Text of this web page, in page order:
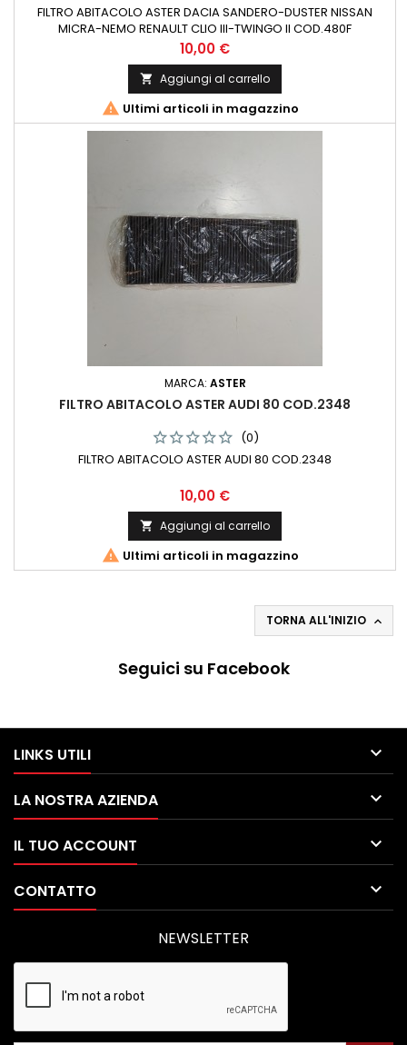
FILTRO ABITACOLO ASTER DACIA SANDERO-DUSTER NISSAN
MICRA-NEMO RENAULT CLIO III-TWINGO II COD.480F
Prezzo
10,00 €
 Aggiungi al carrello
 Ultimi articoli in magazzino
MARCA: ASTER
FILTRO ABITACOLO ASTER AUDI 80 COD.2348
(0)
FILTRO ABITACOLO ASTER AUDI 80 COD.2348
Prezzo
10,00 €
 Aggiungi al carrello
 Ultimi articoli in magazzino
TORNA ALL'INIZIO 
Seguici su Facebook
LINKS UTILI 
LA NOSTRA AZIENDA 
IL TUO ACCOUNT 
CONTATTO 
NEWSLETTER